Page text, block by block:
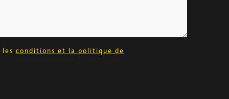
les conditions et la politique de